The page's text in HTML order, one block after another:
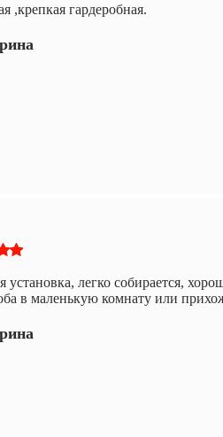
,крепкая гардеробная.
установка, легко собирается,
в маленькую комнату или